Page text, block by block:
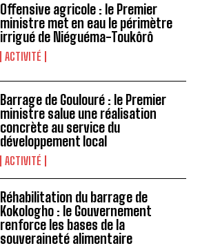
Offensive agricole : le Premier
ministre met en eau le périmètre
irrigué de Niéguéma-Toukôrô
ACTIVITÉ
Barrage de Goulouré : le Premier
ministre salue une réalisation
concrète au service du
développement local
ACTIVITÉ
Réhabilitation du barrage de
Kokologho : le Gouvernement
renforce les bases de la
souveraineté alimentaire ‎